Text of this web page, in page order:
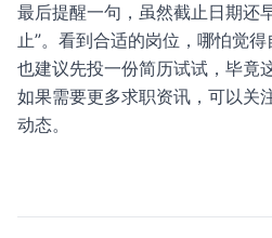
最后提醒一句，虽然截止日期还
止”。看到合适的岗位，哪怕觉
也建议先投一份简历试试，毕竟
如果需要更多求职资讯，可以关
动态。